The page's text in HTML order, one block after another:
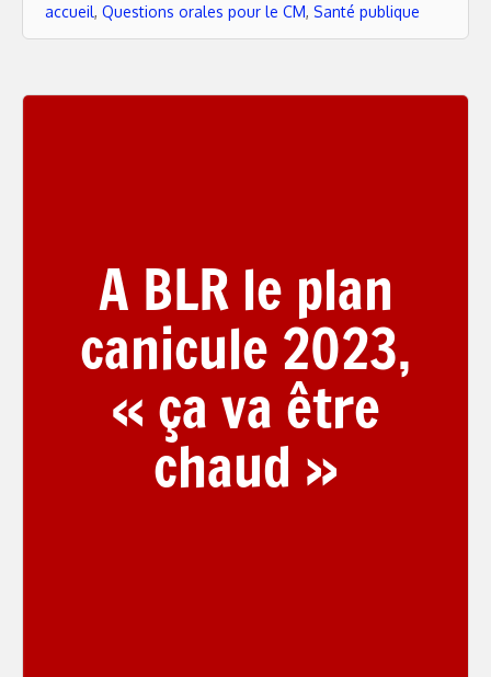
accueil, Questions orales pour le CM, Santé publique
A BLR le plan
canicule 2023,
« ça va être
chaud »